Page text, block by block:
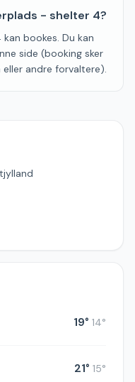
- shelter 4?
bookes. Du kan
side (booking sker
andre forvaltere).
19° 14°
21° 15°